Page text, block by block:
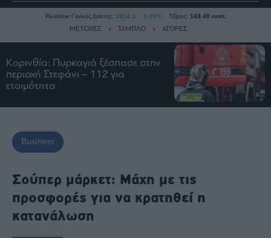
Ειδήσεις
Οικονομία
Business
Ναυτιλία
Estate
Πολιτική
Realtime Γενικός Δείκτης: 2616.1 0.29% Τζίρος: 143.40 εκατ.
ΜΕΤΟΧΕΣ ΤΑΜΠΛΟ ΑΓΟΡΕΣ
Κορινθία: Πυρκαγιά ξέσπασε στην
περιοχή Στεφάνι – 112 για
ετοιμότητα
Business
Σούπερ μάρκετ: Μάχη με τις
προσφορές για να κρατηθεί η
κατανάλωση